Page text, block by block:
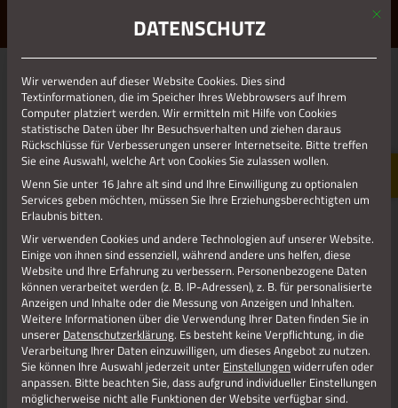
ERLEBE STOLBERG.ERLEBE DICH.
01.01.1970
WANDERTOUREN STRAC
Mit
DATENSCHUTZ
Wir verwenden auf dieser Website Cookies. Dies sind
Textinformationen, die im Speicher Ihres Webbrowsers auf Ihrem
Computer platziert werden. Wir ermitteln mit Hilfe von Cookies
statistische Daten über Ihr Besuchsverhalten und ziehen daraus
Rückschlüsse für Verbesserungen unserer Internetseite. Bitte treffen
Sie eine Auswahl, welche Art von Cookies Sie zulassen wollen.
Wenn Sie unter 16 Jahre alt sind und Ihre Einwilligung zu optionalen
Services geben möchten, müssen Sie Ihre Erziehungsberechtigten um
Erlaubnis bitten.
Wir verwenden Cookies und andere Technologien auf unserer Website.
Einige von ihnen sind essenziell, während andere uns helfen, diese
Website und Ihre Erfahrung zu verbessern. Personenbezogene Daten
können verarbeitet werden (z. B. IP-Adressen), z. B. für personalisierte
Anzeigen und Inhalte oder die Messung von Anzeigen und Inhalten.
Weitere Informationen über die Verwendung Ihrer Daten finden Sie in
unserer Datenschutzerklärung. Es besteht keine Verpflichtung, in die
Verarbeitung Ihrer Daten einzuwilligen, um dieses Angebot zu nutzen.
Sie können Ihre Auswahl jederzeit unter Einstellungen widerrufen oder
anpassen. Bitte beachten Sie, dass aufgrund individueller Einstellungen
möglicherweise nicht alle Funktionen der Website verfügbar sind.